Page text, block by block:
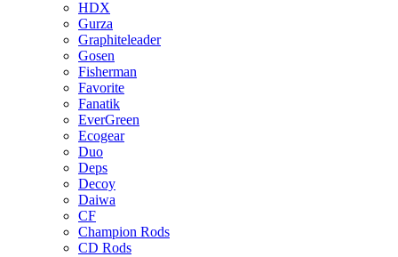
HDX
Gurza
Graphiteleader
Gosen
Fisherman
Favorite
Fanatik
EverGreen
Ecogear
Duo
Deps
Decoy
Daiwa
CF
Champion Rods
CD Rods